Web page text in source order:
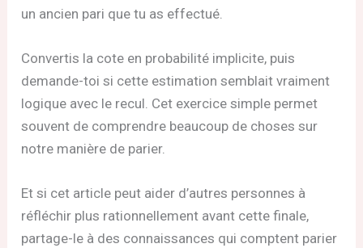
un ancien pari que tu as effectué.
Convertis la cote en probabilité implicite, puis
demande-toi si cette estimation semblait vraiment
logique avec le recul. Cet exercice simple permet
souvent de comprendre beaucoup de choses sur
notre manière de parier.
Et si cet article peut aider d’autres personnes à
réfléchir plus rationnellement avant cette finale,
partage-le à des connaissances qui comptent parier